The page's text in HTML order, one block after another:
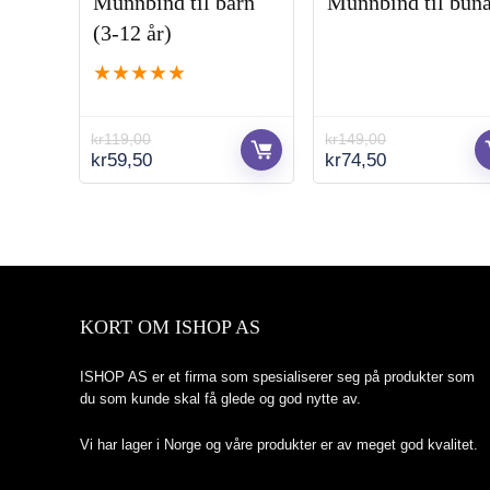
(3-12 år)
★★★★★
kr119,00
Opprinnelig
pris
kr59,50Nåværende
pris
kr149,00
Opprinnelig
pris
kr74,50Nåværende
pris
KORT OM ISHOP AS
ISHOP AS er et firma som spesialiserer seg på produkter som
du som kunde skal få glede og god nytte av.
Vi har lager i Norge og våre produkter er av meget god kvalitet.